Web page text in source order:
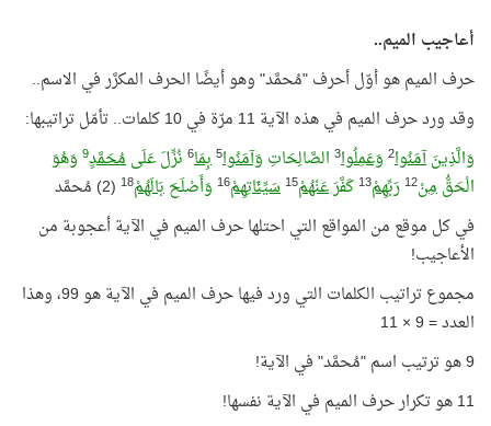
أعاجيب الميم..
حرف الميم هو أوّل أحرف "مُحمَّد" وهو أيضًا الحرف المكرَّر في الاسم..
وقد ورد حرف الميم في هذه الآية 11 مرّة في 10 كلمات.. تأمّل تراتيبها:
وَالَّذِينَآمَنُوا2 وَعَمِلُوا3 الصَّالِحَاتِ وَآمَنُوا5 بِمَا6 نُزِّلَ عَلَىمُحَمَّدٍ9 وَهُوَ
الْحَقُّمِنْ12 رَبِّهِمْ13 كَفَّرَعَنْهُمْ15 سَيِّئَاتِهِمْ16 وَأَصْلَحَبَالَهُمْ18 (2) مُحمَّد
في كل موقع من المواقع التي احتلها حرف الميم في الآية أعجوبة من
الأعاجيب!
مجموع تراتيب الكلمات التي ورد فيها حرف الميم في الآية هو 99، وهذا
العدد = 9 × 11
9 هو ترتيب اسم "مُحمَّد" في الآية!
11 هو تكرار حرف الميم في الآية نفسها!